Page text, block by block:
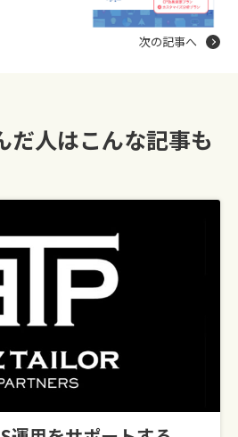
次の記事へ
だ人はこんな記事も